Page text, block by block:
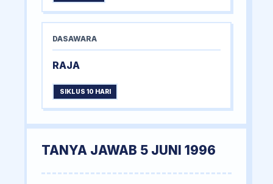
DASAWARA
RAJA
SIKLUS 10 HARI
TANYA JAWAB 5 JUNI 1996